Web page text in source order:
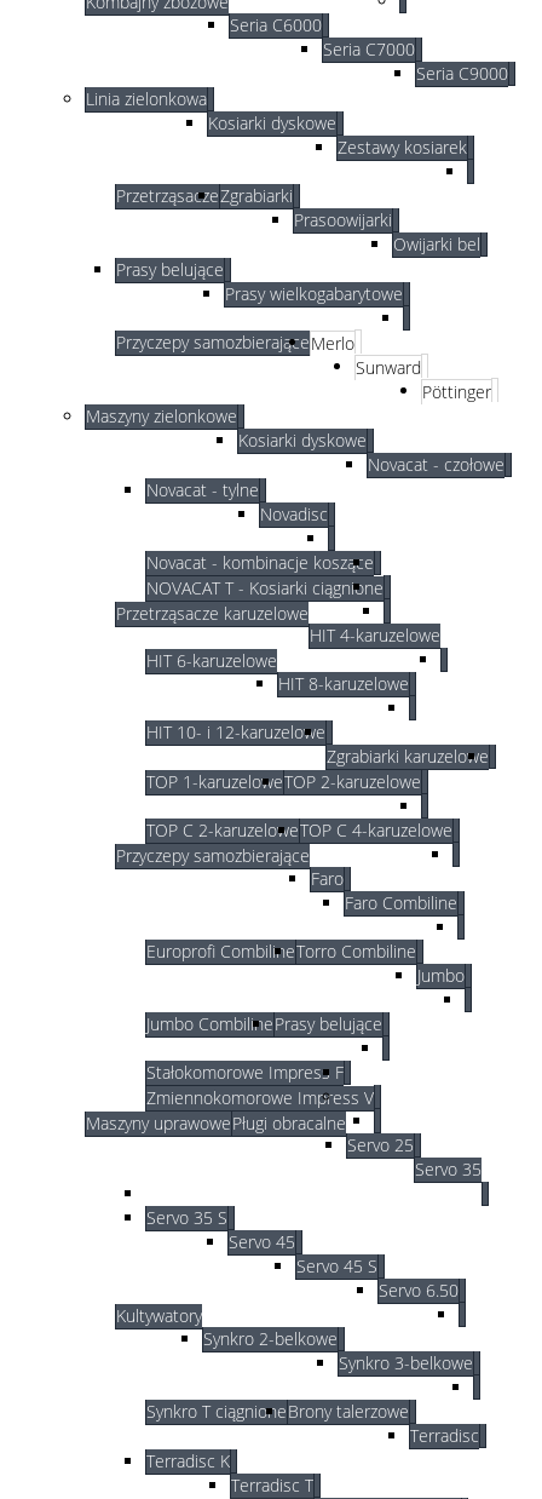
Seria C6000
Seria C7000
Seria C9000
Linia zielonkowa
Kosiarki dyskowe
Zestawy kosiarek
PrzetrząsaczeZgrabiarki
Prasoowijarki
Owijarki bel
Prasy belujące
Prasy wielkogabarytowe
Przyczepy samozbierająceMerlo
Sunward
Pöttinger
Maszyny zielonkowe
Kosiarki dyskowe
Novacat - czołowe
Novacat - tylne
Novadisc
Novacat - kombinacje koszące
NOVACAT T - Kosiarki ciągnione
Przetrząsacze karuzelowe
HIT 4-karuzelowe
HIT 6-karuzelowe
HIT 8-karuzelowe
HIT 10- i 12-karuzelowe
Zgrabiarki karuzelowe
TOP 1-karuzeloweTOP 2-karuzelowe
TOP C 2-karuzeloweTOP C 4-karuzelowe
Przyczepy samozbierające
Faro
Faro Combiline
Europrofi CombilineTorro Combiline
Jumbo
Jumbo CombilinePrasy belujące
Stałokomorowe Impress F
Zmiennokomorowe Impress V
Maszyny uprawowePługi obracalne
Servo 25
Servo 35
Servo 35 S
Servo 45
Servo 45 S
Servo 6.50
Kultywatory
Synkro 2-belkowe
Synkro 3-belkowe
Synkro T ciągnioneBrony talerzowe
Terradisc
Terradisc K
Terradisc T